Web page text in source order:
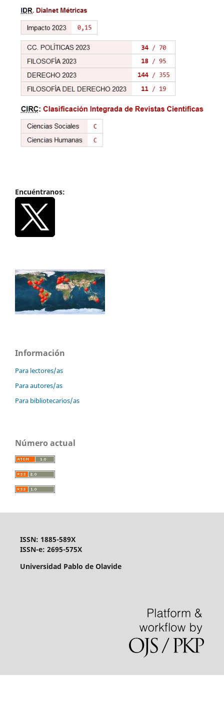
Encuéntranos:
Información
Para lectores/as
Para autores/as
Para bibliotecarios/as
Número actual
ISSN: 1885-589X
ISSN-e: 2695-575X
Universidad Pablo de Olavide